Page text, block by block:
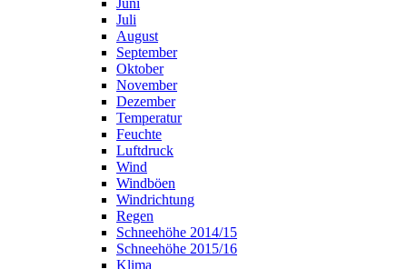
Juni
Juli
August
September
Oktober
November
Dezember
Temperatur
Feuchte
Luftdruck
Wind
Windböen
Windrichtung
Regen
Schneehöhe 2014/15
Schneehöhe 2015/16
Klima